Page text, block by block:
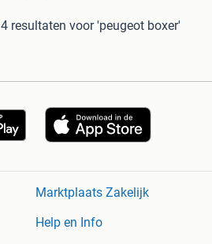
4 resultaten voor 'peugeot boxer'
Marktplaats Zakelijk
Help en Info